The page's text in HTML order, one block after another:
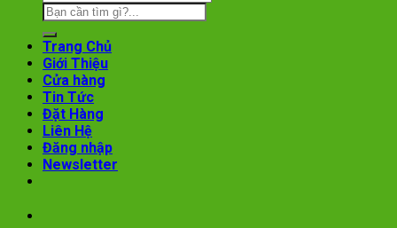
Trang Chủ
Giới Thiệu
Cửa hàng
Tin Tức
Đặt Hàng
Liên Hệ
Đăng nhập
Newsletter